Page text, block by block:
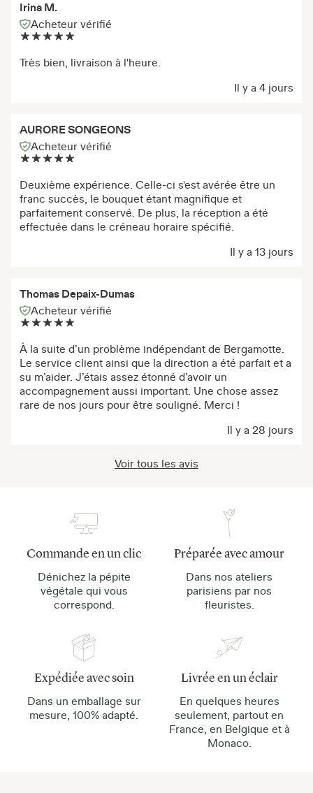
Irina M.
Acheteur vérifié
Très bien, livraison à l'heure.
Il y a 4 jours
AURORE SONGEONS
Acheteur vérifié
Deuxième expérience. Celle-ci s'est avérée être un
franc succès, le bouquet étant magnifique et
parfaitement conservé. De plus, la réception a été
effectuée dans le créneau horaire spécifié.
Il y a 13 jours
Thomas Depaix-Dumas
Acheteur vérifié
À la suite d’un problème indépendant de Bergamotte.
Le service client ainsi que la direction a été parfait et a
su m’aider. J’étais assez étonné d’avoir un
accompagnement aussi important. Une chose assez
rare de nos jours pour être souligné. Merci !
Il y a 28 jours
Voir tous les avis
Commande en un clic
Dénichez la pépite
végétale qui vous
correspond.
Préparée avec amour
Dans nos ateliers
parisiens par nos
fleuristes.
Expédiée avec soin
Dans un emballage sur
mesure, 100% adapté.
Livrée en un éclair
En quelques heures
seulement, partout en
France, en Belgique et à
Monaco.